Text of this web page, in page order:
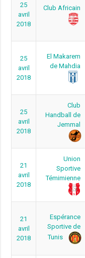
25
avril
2018
Club Africain
25
avril
2018
El Makarem
de Mahdia
25
avril
2018
Club
Handball de
Jemmal
21
avril
2018
Union
Sportive
Témimienne
21
avril
2018
Espérance
Sportive de
Tunis